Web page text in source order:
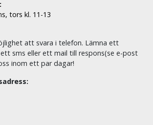
tors kl. 11-13
att svara i telefon. Lämna ett
sms eller ett mail till respons(se e-post
inom ett par dagar!